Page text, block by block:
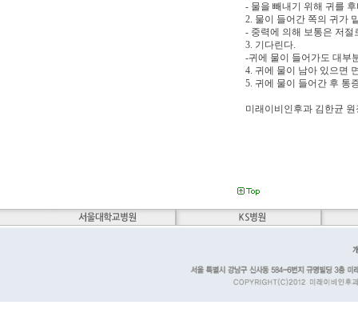
- 물을 빼내기 위해 귀를
2. 물이 들어간 쪽의 귀가
- 중력에 의해 보통은 저
3. 기다린다.
-귀에 물이 들어가도 대부
4. 귀에 물이 남아 있으면
5. 귀에 물이 들어간 후 통
미래이비인후과 김한균 원